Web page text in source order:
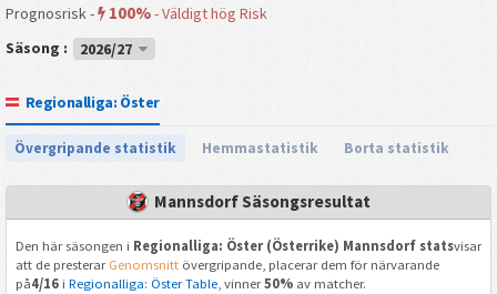
Prognosrisk - 100%-Väldigt hög Risk
Säsong :
2026/27
Regionalliga: Öster
Övergripande statistik Hemmastatistik Borta statistik
Mannsdorf Säsongsresultat
Den här säsongen i Regionalliga: Öster (Österrike) Mannsdorf statsvisar
att de presterar Genomsnittövergripande, placerar dem för närvarande
på4/16i Regionalliga: Öster Table, vinner50%av matcher.